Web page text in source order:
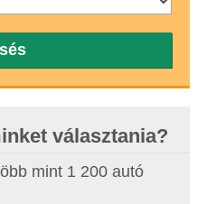
választania?
mint 1 200 autó